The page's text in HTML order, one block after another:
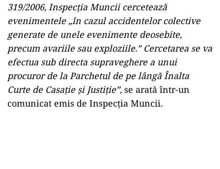
319/2006, Inspecția Muncii cercetează
evenimentele „în cazul accidentelor colective
generate de unele evenimente deosebite,
precum avariile sau exploziile.” Cercetarea se va
efectua sub directa supraveghere a unui
procuror de la Parchetul de pe lângă Înalta
Curte de Casație și Justiție”, se arată într-un
comunicat emis de Inspecția Muncii.